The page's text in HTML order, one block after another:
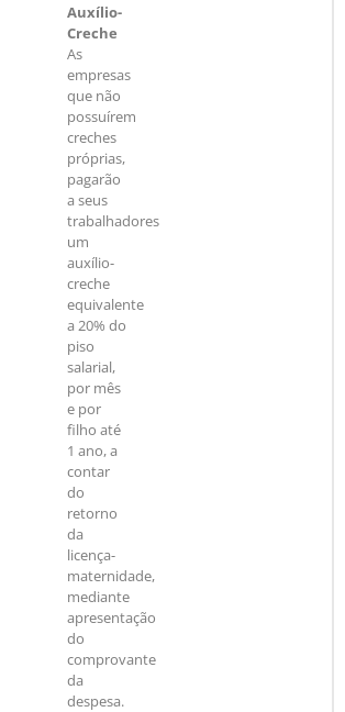
Auxílio-
Creche
As
empresas
que não
possuírem
creches
próprias,
pagarão
a seus
trabalhadores
um
auxílio-
creche
equivalente
a 20% do
piso
salarial,
por mês
e por
filho até
1 ano, a
contar
do
retorno
da
licença-
maternidade,
mediante
apresentação
do
comprovante
da
despesa.